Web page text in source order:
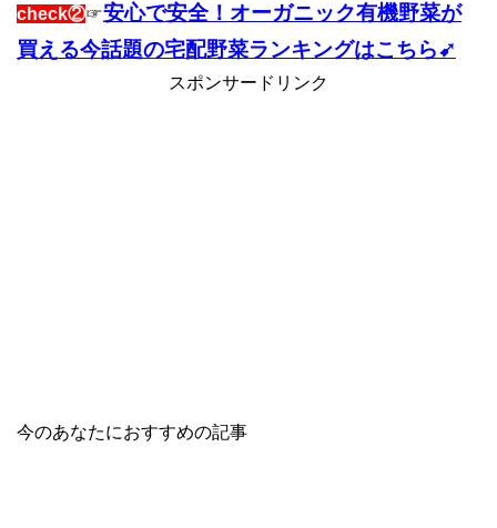
check②☞安心で安全！オーガニック有機野菜が
買える今話題の宅配野菜ランキングはこちら➹
スポンサードリンク
今のあなたにおすすめの記事